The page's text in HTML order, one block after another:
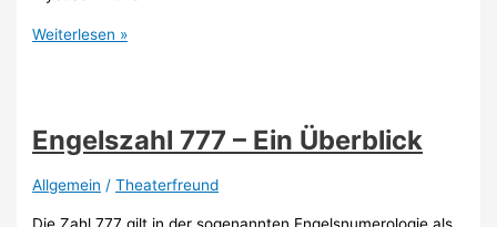
Mystische
geheimnisvolle
Namen
für
Weiterlesen »
Engelszahl 777 – Ein Überblick
Allgemein /Theaterfreund
Die Zahl 777 gilt in der sogenannten Engelsnumerologie als